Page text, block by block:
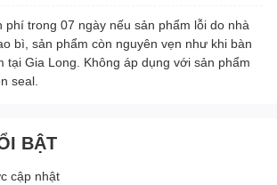
phí trong 07 ngày nếu sản phẩm lỗi do nhà
bì, sản phẩm còn nguyên vẹn như khi bàn
tại Gia Long. Không áp dụng với sản phẩm
seal.
BẬT
cập nhật